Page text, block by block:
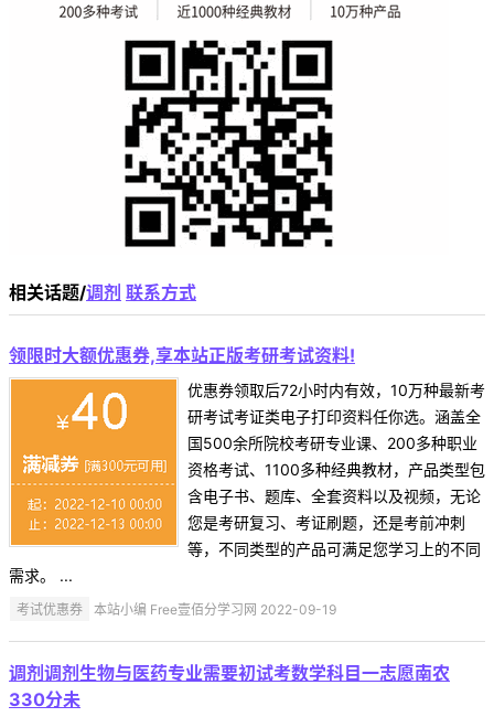
相关话题/调剂 联系方式
领限时大额优惠券,享本站正版考研考试资料!
优惠券领取后72小时内有效，10万种最新考
研考试考证类电子打印资料任你选。涵盖全
国500余所院校考研专业课、200多种职业
资格考试、1100多种经典教材，产品类型包
含电子书、题库、全套资料以及视频，无论
您是考研复习、考证刷题，还是考前冲刺
等，不同类型的产品可满足您学习上的不同
需求。 ...
考试优惠券 本站小编 Free壹佰分学习网 2022-09-19
调剂调剂生物与医药专业需要初试考数学科目一志愿南农
330分未